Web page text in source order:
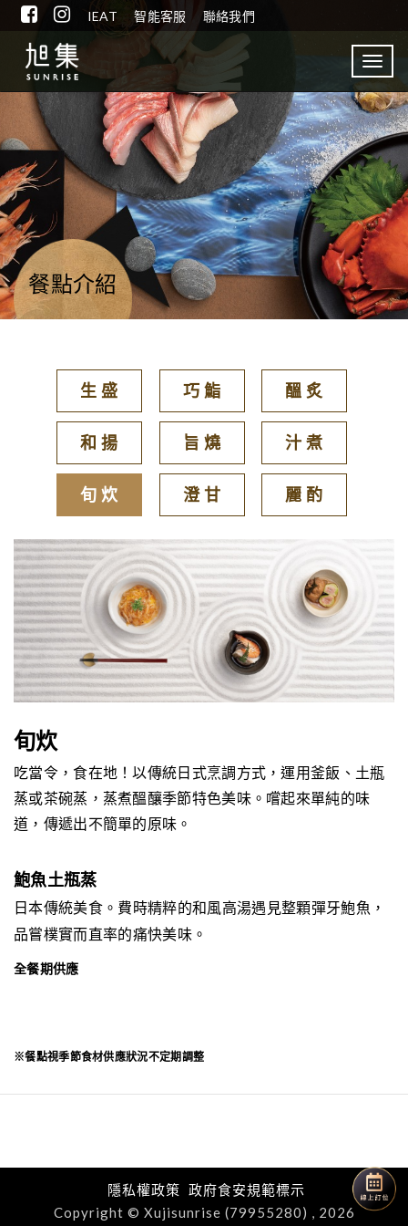
IEAT 智能客服 聯絡我們
餐點介紹
生 盛 巧 鮨 醞 炙
和 揚 旨 燒 汁 煮
旬 炊 澄 甘 麗 酌
旬炊
吃當令，食在地！以傳統日式烹調方式，運用釜飯、土瓶
蒸或茶碗蒸，蒸煮醞釀季節特色美味。嚐起來單純的味
道，傳遞出不簡單的原味。
鮑魚土瓶蒸
日本傳統美食。費時精粹的和風高湯遇見整顆彈牙鮑魚，
品嘗樸實而直率的痛快美味。
全餐期供應
※餐點視季節食材供應狀況不定期調整
隱私權政策 政府食安規範標示
Copyright © Xujisunrise (79955280) , 2026